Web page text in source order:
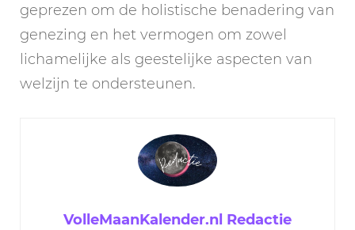
geprezen om de holistische benadering van
genezing en het vermogen om zowel
lichamelijke als geestelijke aspecten van
welzijn te ondersteunen.
VolleMaanKalender.nl Redactie